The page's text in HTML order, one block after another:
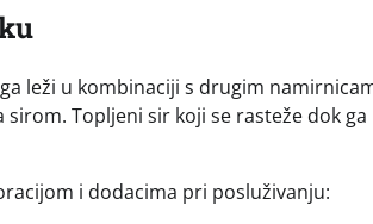
leži u kombinaciji s drugim
sirom. Topljeni sir koji se rasteže dok
i dodacima pri posluživanju: